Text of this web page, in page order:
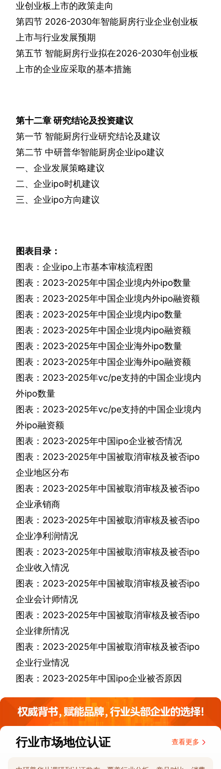
业创业板上市的政策走向
第四节 2026-2030年智能厨房行业企业创业板
上市与行业发展预期
第五节 智能厨房行业拟在2026-2030年创业板
上市的企业应采取的基本措施
第十二章研究结论及投资建议
第一节 智能厨房行业研究结论及建议
第二节 中研普华智能厨房企业ipo建议
一、企业发展策略建议
二、企业ipo时机建议
三、企业ipo方向建议
图表目录：
图表：企业ipo 上市基本审核流程图
图表： 2023-2025年中国企业境内外ipo数量
图表： 2023-2025年中国企业境内外ipo融资额
图表： 2023-2025年中国企业境内ipo数量
图表： 2023-2025年中国企业境内ipo融资额
图表： 2023-2025年中国企业海外ipo数量
图表： 2023-2025年中国企业海外ipo融资额
图表： 2023-2025年vc/pe支持的中国企业境内
外ipo数量
图表： 2023-2025年vc/pe支持的中国企业境内
外ipo融资额
图表： 2023-2025年中国ipo企业被否情况
图表： 2023-2025年中国被取消审核及被否ipo
企业地区分布
图表： 2023-2025年中国被取消审核及被否ipo
企业承销商
图表： 2023-2025年中国被取消审核及被否ipo
企业净利润情况
图表： 2023-2025年中国被取消审核及被否ipo
企业收入情况
图表： 2023-2025年中国被取消审核及被否ipo
企业会计师情况
图表： 2023-2025年中国被取消审核及被否ipo
企业律所情况
图表： 2023-2025年中国被取消审核及被否ipo
企业行业情况
图表： 2023-2025年中国ipo企业被否原因
行业市场地位认证 查看更多